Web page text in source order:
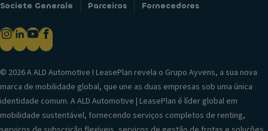
Societe Generale
Parceiros Fornecedores
© 2026 A ALD Automotive I LeasePlan revela o Grupo Ayvens, a sua nova
marca de mobilidade global, que une as duas empresas sob uma única
identidade comum. A ALD Automotive | LeasePlan é líder global em
mobilidade sustentável, fornecendo serviços completos de renting,